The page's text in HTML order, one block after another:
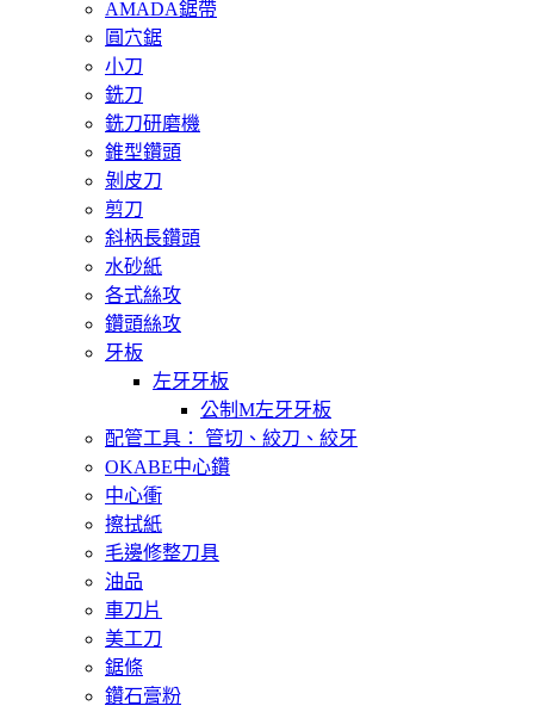
AMADA鋸帶
圓穴鋸
小刀
銑刀
銑刀研磨機
錐型鑽頭
剝皮刀
剪刀
斜柄長鑽頭
水砂紙
各式絲攻
鑽頭絲攻
牙板
左牙牙板
公制M左牙牙板
配管工具： 管切、絞刀、絞牙
OKABE中心鑽
中心衝
擦拭紙
毛邊修整刀具
油品
車刀片
美工刀
鋸條
鑽石膏粉